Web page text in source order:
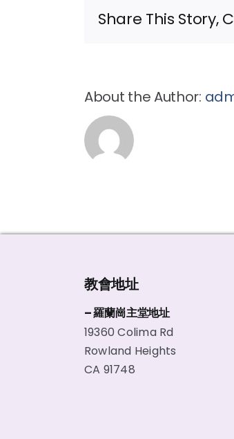
Share This Story,
About the Author:
教會地址
– 羅蘭崗主堂地址
19360 Colima Rd
Rowland Heights
CA 91748